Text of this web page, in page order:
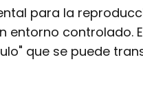
para la
entorno
que se puede